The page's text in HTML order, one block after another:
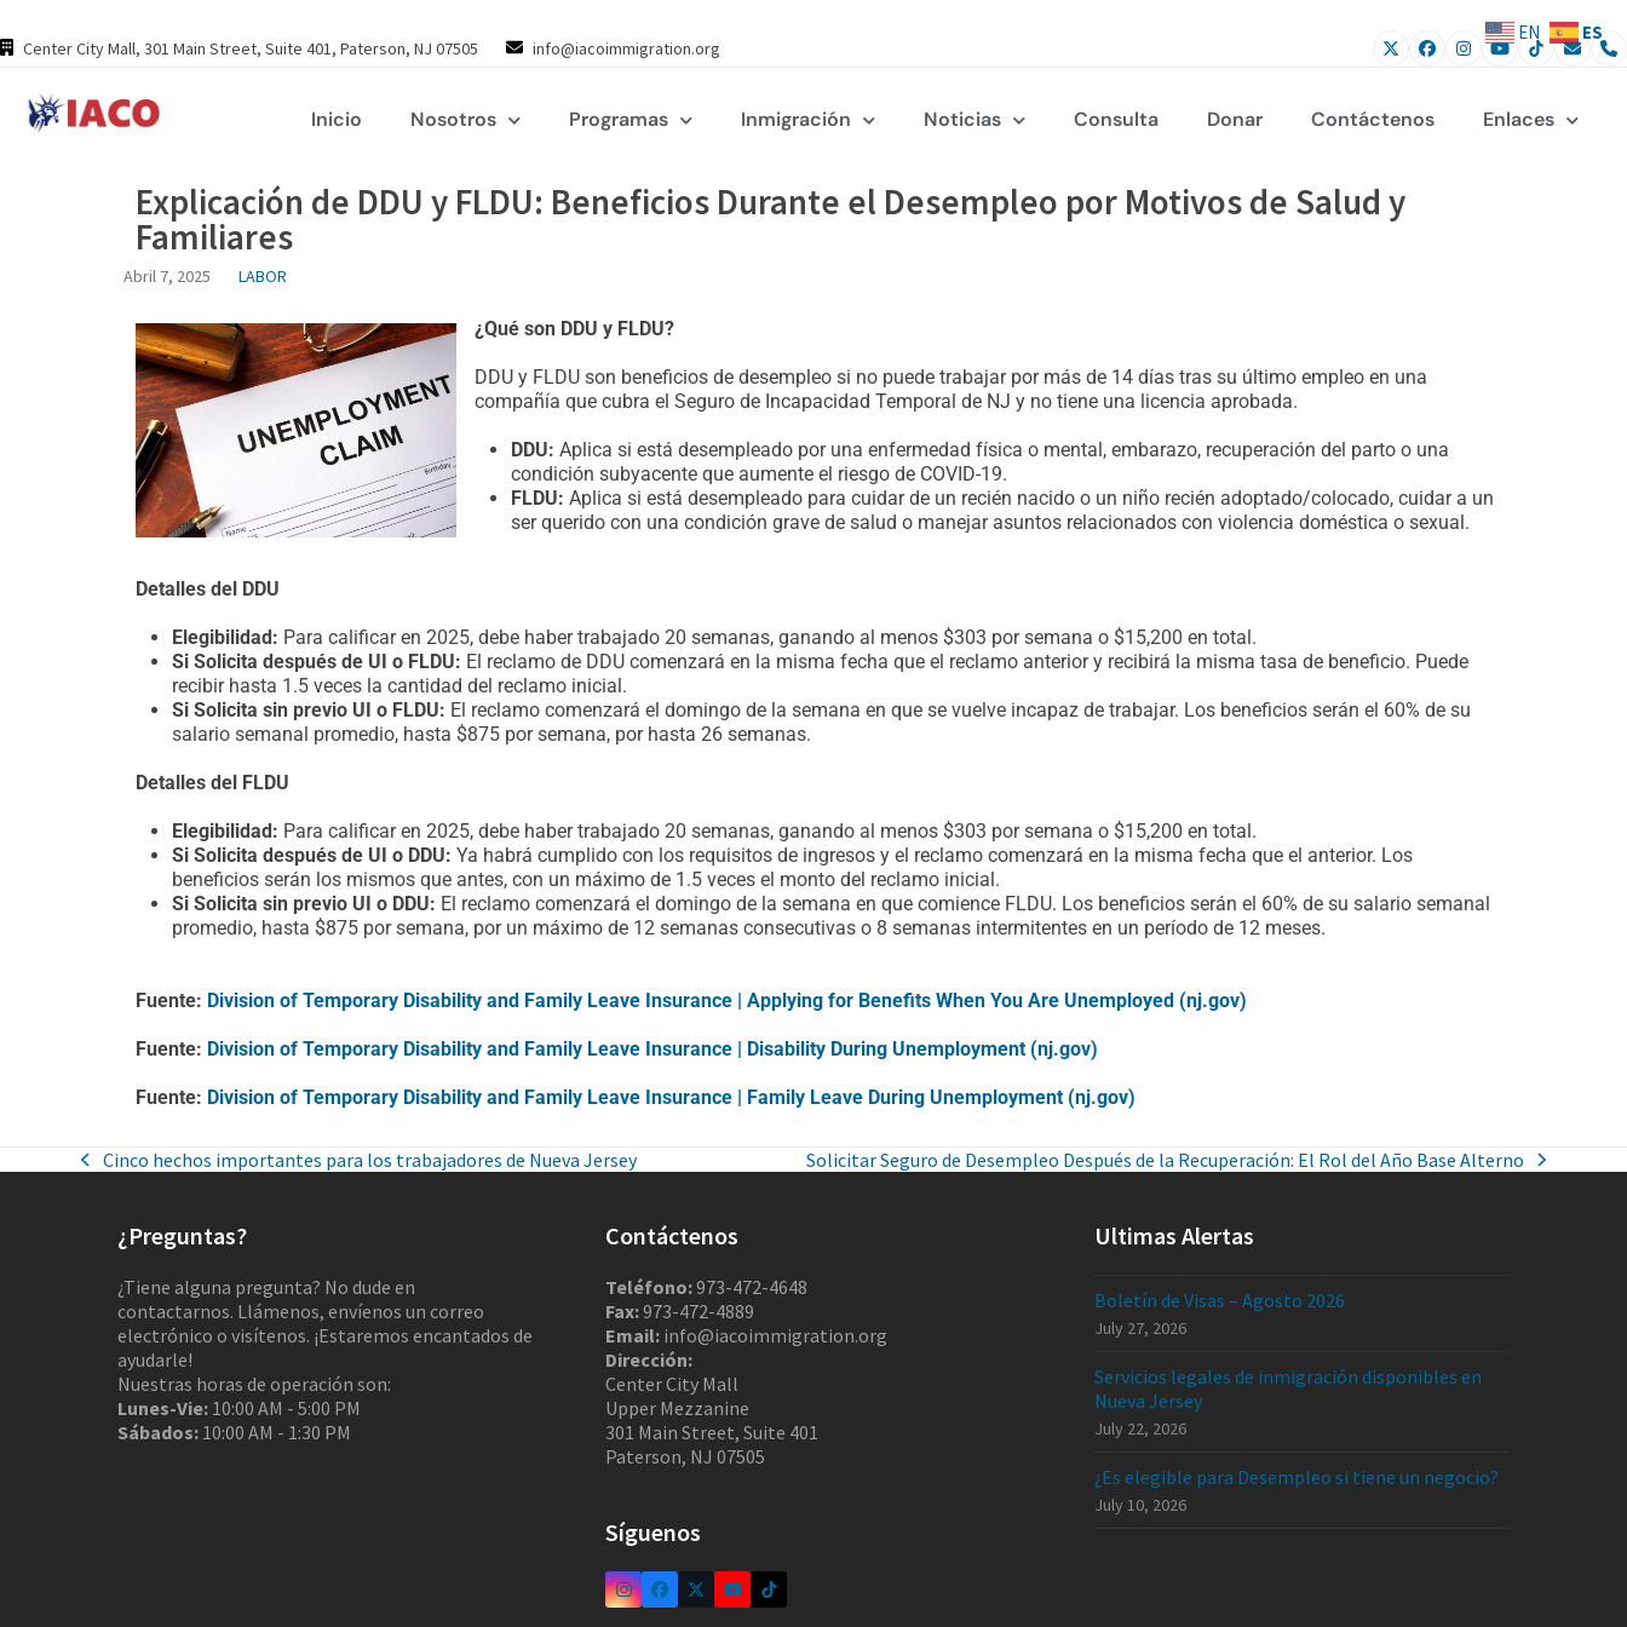
to
content
Center City Mall, 301 Main Street, Suite 401, Paterson, NJ 07505 info@iacoimmigration.org
Inicio Nosotros Programas Inmigración Noticias Consulta Donar Contáctenos Enlaces
Explicación de DDU y FLDU: Beneficios Durante el Desempleo por Motivos de Salud y
Familiares
Abril 7, 2025 LABOR
¿Qué son DDU y FLDU?
DDU y FLDU son beneficios de desempleo si no puede trabajar por más de 14 días tras su último empleo en una
compañía que cubra el Seguro de Incapacidad Temporal de NJ y no tiene una licencia aprobada.
DDU: Aplica si está desempleado por una enfermedad física o mental, embarazo, recuperación del parto o una
condición subyacente que aumente el riesgo de COVID-19.
FLDU: Aplica si está desempleado para cuidar de un recién nacido o un niño recién adoptado/colocado, cuidar a un
ser querido con una condición grave de salud o manejar asuntos relacionados con violencia doméstica o sexual.
Detalles del DDU
Elegibilidad: Para calificar en 2025, debe haber trabajado 20 semanas, ganando al menos $303 por semana o $15,200 en total.
Si Solicita después de UI o FLDU: El reclamo de DDU comenzará en la misma fecha que el reclamo anterior y recibirá la misma tasa de beneficio. Puede
recibir hasta 1.5 veces la cantidad del reclamo inicial.
Si Solicita sin previo UI o FLDU: El reclamo comenzará el domingo de la semana en que se vuelve incapaz de trabajar. Los beneficios serán el 60% de su
salario semanal promedio, hasta $875 por semana, por hasta 26 semanas.
Detalles del FLDU
Elegibilidad: Para calificar en 2025, debe haber trabajado 20 semanas, ganando al menos $303 por semana o $15,200 en total.
Si Solicita después de UI o DDU: Ya habrá cumplido con los requisitos de ingresos y el reclamo comenzará en la misma fecha que el anterior. Los
beneficios serán los mismos que antes, con un máximo de 1.5 veces el monto del reclamo inicial.
Si Solicita sin previo UI o DDU: El reclamo comenzará el domingo de la semana en que comience FLDU. Los beneficios serán el 60% de su salario semanal
promedio, hasta $875 por semana, por un máximo de 12 semanas consecutivas o 8 semanas intermitentes en un período de 12 meses.
Fuente: Division of Temporary Disability and Family Leave Insurance | Applying for Benefits When You Are Unemployed (nj.gov)
Fuente: Division of Temporary Disability and Family Leave Insurance | Disability During Unemployment (nj.gov)
Fuente: Division of Temporary Disability and Family Leave Insurance | Family Leave During Unemployment (nj.gov)
Cinco hechos importantes para los trabajadores de Nueva Jersey Solicitar Seguro de Desempleo Después de la Recuperación: El Rol del Año Base Alterno
¿Preguntas?
¿Tiene alguna pregunta? No dude en
contactarnos. Llámenos, envíenos un correo
electrónico o visítenos. ¡Estaremos encantados de
ayudarle!
Nuestras horas de operación son:
Lunes-Vie: 10:00 AM - 5:00 PM
Sábados: 10:00 AM - 1:30 PM
Contáctenos
Teléfono:973-472-4648
Fax:973-472-4889
Email: info@iacoimmigration.org
Dirección:
Center City Mall
Upper Mezzanine
301 Main Street, Suite 401
Paterson, NJ 07505
Síguenos
Ultimas Alertas
Boletín de Visas – Agosto 2026
July 27, 2026
Servicios legales de inmigración disponibles en
Nueva Jersey
July 22, 2026
¿Es elegible para Desempleo si tiene un negocio?
July 10, 2026
EN ES